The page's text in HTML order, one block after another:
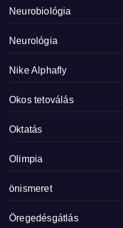
Neurobiológia
Neurológia
Nike Alphafly
Okos tetoválás
Oktatás
Olimpia
önismeret
Öregedésgátlás